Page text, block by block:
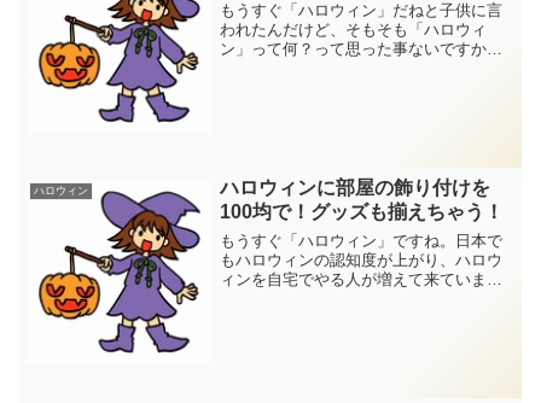
もうすぐ「ハロウィン」だねと子供に言
われたんだけど、そもそも「ハロウィ
ン」って何？って思った事ないですか？
ハロウィン
ハロウィンに部屋の飾り付けを
100均で！グッズも揃えちゃう！
もうすぐ「ハロウィン」ですね。日本で
もハロウィンの認知度が上がり、ハロウ
ィンを自宅でやる人が増えて来ています